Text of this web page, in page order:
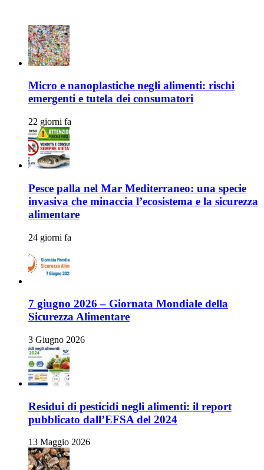
Micro e nanoplastiche negli alimenti: rischi
emergenti e tutela dei consumatori
22 giorni fa
Pesce palla nel Mar Mediterraneo: una specie
invasiva che minaccia l’ecosistema e la sicurezza
alimentare
24 giorni fa
7 giugno 2026 – Giornata Mondiale della
Sicurezza Alimentare
3 Giugno 2026
Residui di pesticidi negli alimenti: il report
pubblicato dall’EFSA del 2024
13 Maggio 2026